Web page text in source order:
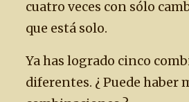
cuatro veces con sólo
que está solo.
Ya has logrado cinco
diferentes. ¿ Puede haber